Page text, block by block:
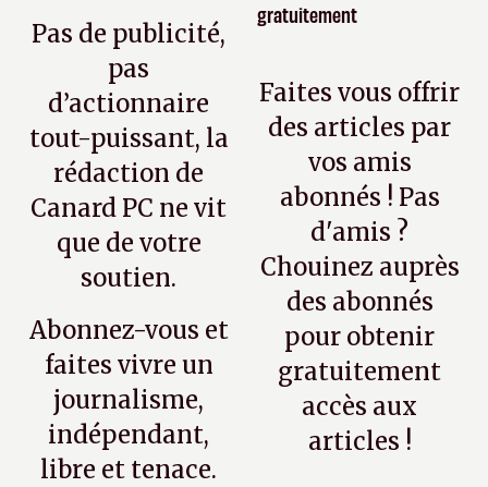
Pas de publicité,
pas
d’actionnaire
tout-puissant, la
rédaction de
Canard PC ne vit
que de votre
soutien.
Abonnez-vous et
faites vivre un
journalisme,
indépendant,
libre et tenace.
gratuitement
Faites vous offrir
des articles par
vos amis
abonnés ! Pas
d'amis ?
Chouinez auprès
des abonnés
pour obtenir
gratuitement
accès aux
articles !